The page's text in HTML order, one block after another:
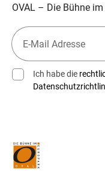
OVAL – Die Bühne
Ich habe die